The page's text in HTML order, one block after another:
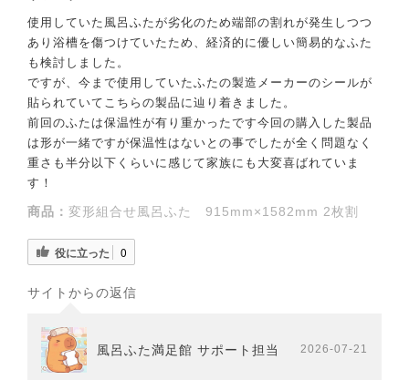
使用していた風呂ふたが劣化のため端部の割れが発生しつつ
あり浴槽を傷つけていたため、経済的に優しい簡易的なふた
も検討しました。
ですが、今まで使用していたふたの製造メーカーのシールが
貼られていてこちらの製品に辿り着きました。
前回のふたは保温性が有り重かったです今回の購入した製品
は形が一緒ですが保温性はないとの事でしたが全く問題なく
重さも半分以下くらいに感じて家族にも大変喜ばれていま
す！
商品： 変形組合せ風呂ふた 915mm×1582mm 2枚割
役に立った 0
サイトからの返信
風呂ふた満足館 サポート担当 2026-07-21